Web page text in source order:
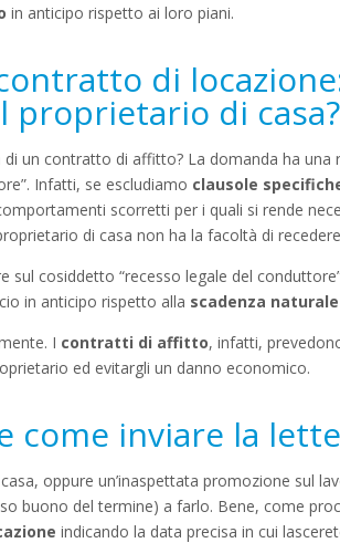
in anticipo rispetto ai loro piani.
di
proprietario di casa?
di un contratto di affitto? La domanda ha una
Infatti, se escludiamo clausole
scorretti per i quali si rende
di casa non ha la facoltà di
sul cosiddetto “recesso legale del
in anticipo rispetto alla scadenza
I contratti di affitto, infatti,
ed evitargli un danno economico.
come inviare la
oppure un’inaspettata promozione sul
buono del termine) a farlo. Bene, come
indicando la data precisa in cui